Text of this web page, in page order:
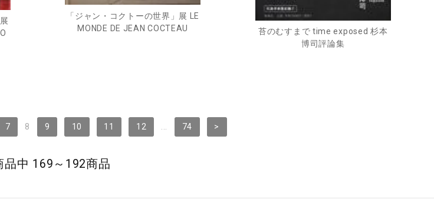
「ジャン・コクトーの世界」展 LE
MONDE DE JEAN COCTEAU
苔のむすまで time exposed 杉本
博司評論集
7 8 9 10 11 12 ... 74 >
品中 169～192商品